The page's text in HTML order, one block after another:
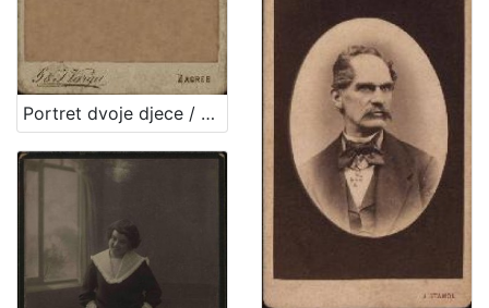
Portret dvoje djece / G. & I. Varga